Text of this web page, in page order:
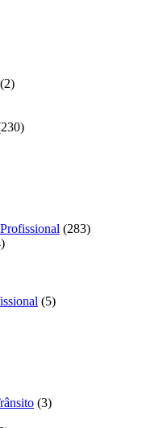
(2)
(283)
(5)
(3)